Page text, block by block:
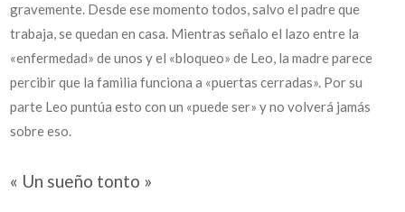
gravemente. Desde ese momento todos, salvo el padre que
trabaja, se quedan en casa. Mientras señalo el lazo entre la
«enfermedad» de unos y el «bloqueo» de Leo, la madre parece
percibir que la familia funciona a «puertas cerradas». Por su
parte Leo puntúa esto con un «puede ser» y no volverá jamás
sobre eso.
« Un sueño tonto »